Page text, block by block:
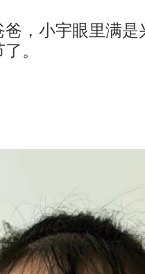
爸，小宇眼里满
。